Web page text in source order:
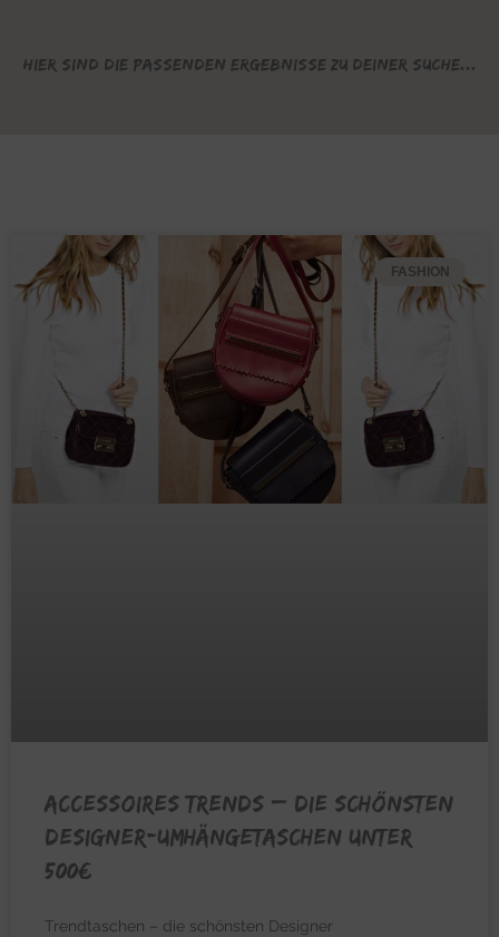
Hier sind die passenden Ergebnisse zu deiner Suche...
FASHION
ACCESSOIRES TRENDS – Die schönsten
Designer-Umhängetaschen unter
500€
Trendtaschen – die schönsten Designer